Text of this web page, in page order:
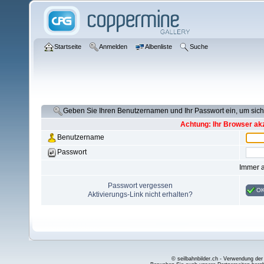
Startseite Anmelden Albenliste Suche
Geben Sie Ihren Benutzernamen und Ihr Passwort ein, um
Achtung: Ihr Browser
Benutzername
Passwort
Immer
Passwort vergessen
Aktivierungs-Link nicht erhalten?
© seilbahnbilder.ch - Verwendung